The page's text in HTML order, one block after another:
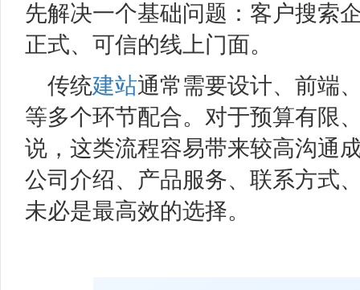
先解决一个基础问题：客户搜索
正式、可信的线上门面。
传统建站通常需要设计、前端
等多个环节配合。对于预算有限
说，这类流程容易带来较高沟通
公司介绍、产品服务、联系方式
未必是最高效的选择。